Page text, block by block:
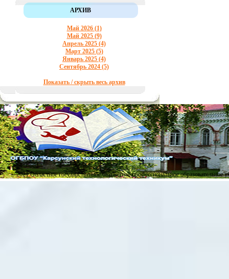
АРХИВ
Май 2026 (1)
Май 2025 (9)
Апрель 2025 (4)
Март 2025 (5)
Январь 2025 (4)
Сентябрь 2024 (5)
Показать / скрыть весь архив
© 2021 Областное государственное бюджетное профессиональное образовательное